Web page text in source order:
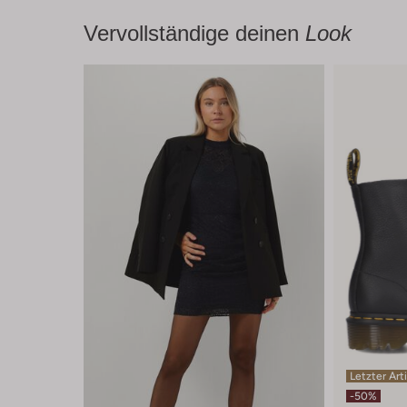
Vervollständige deinen Look
Letzter
-50%